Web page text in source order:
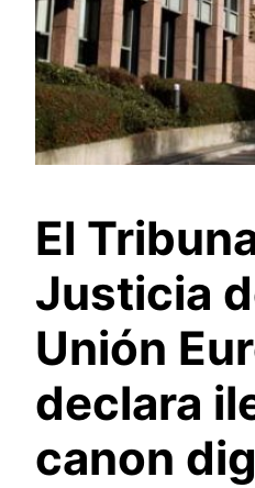
El
Justicia
Unión
declara
canon